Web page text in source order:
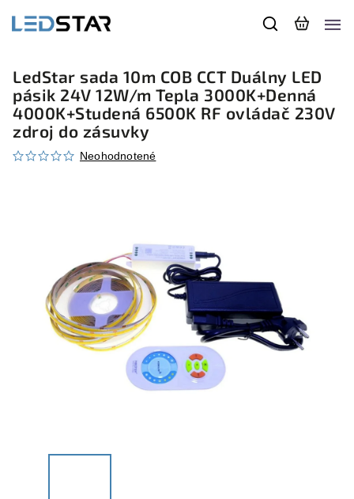
LedStar sada 10m COB CCT Duálny LED
pásik 24V 12W/m Tepla 3000K+Denná
4000K+Studená 6500K RF ovládač 230V
zdroj do zásuvky
Neohodnotené